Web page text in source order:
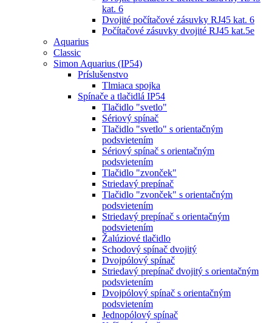
kat. 6
Dvojité počítačové zásuvky RJ45 kat. 6
Počítačové zásuvky dvojité RJ45 kat.5e
Aquarius
Classic
Simon Aquarius (IP54)
Príslušenstvo
Tlmiaca spojka
Spínače a tlačidlá IP54
Tlačidlo "svetlo"
Sériový spínač
Tlačidlo "svetlo" s orientačným
podsvietením
Sériový spínač s orientačným
podsvietením
Tlačidlo "zvonček"
Striedavý prepínač
Tlačidlo "zvonček" s orientačným
podsvietením
Striedavý prepínač s orientačným
podsvietením
Žalúziové tlačidlo
Schodový spínač dvojitý
Dvojpólový spínač
Striedavý prepínač dvojitý s orientačným
podsvietením
Dvojpólový spínač s orientačným
podsvietením
Jednopólový spínač